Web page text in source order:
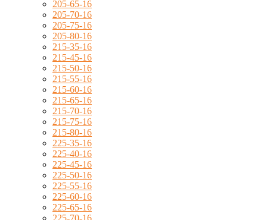
205-65-16
205-70-16
205-75-16
205-80-16
215-35-16
215-45-16
215-50-16
215-55-16
215-60-16
215-65-16
215-70-16
215-75-16
215-80-16
225-35-16
225-40-16
225-45-16
225-50-16
225-55-16
225-60-16
225-65-16